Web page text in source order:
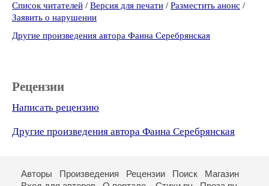
Список читателей / Версия для печати / Разместить анонс /
Заявить о нарушении
Другие произведения автора Фаина Серебрянская
Рецензии
Написать рецензию
Другие произведения автора Фаина Серебрянская
Авторы Произведения Рецензии Поиск
Магазин